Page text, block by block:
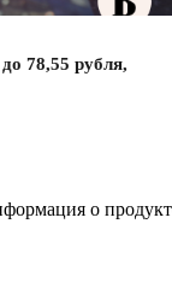
78,55 рубля,
о